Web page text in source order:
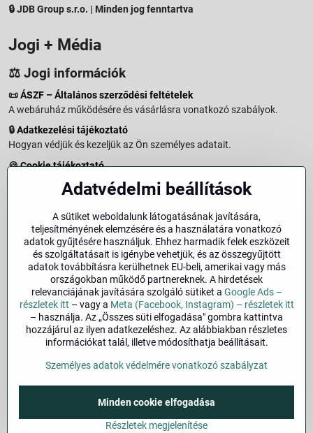
🔒 JDB Group s.r.o. | Minden jog fenntartva
Jogi + Média
⚖️ Jogi információk
📜ÁSZF – Általános szerződési feltételek
A webáruház működésére és vásárlásra vonatkozó szabályok.
🔒Adatkezelési tájékoztató
Hogyan védjük és kezeljük az Ön személyes adatait.
🍪Cookie tájékoztató
A weboldalon használt sütikről és adatkezelésről.
Vásárlástól való elállás menete és feltételei.
Elállás a szerződéstől
Impresszum
Üzemeltetői adatok és jogi tudnivalók.
🔐Biztonság
Facebook Instagram
Adatvédelmi beállítások
Személyes adatok védelmére vonatkozó szabályzat
A megrendelés állapota
Adatvédelmi beállítások
A sütiket weboldalunk látogatásának javítására,
teljesítményének elemzésére és a használatára vonatkozó
adatok gyűjtésére használjuk. Ehhez harmadik felek eszközeit
és szolgáltatásait is igénybe vehetjük, és az összegyűjtött
adatok továbbításra kerülhetnek EU-beli, amerikai vagy más
országokban működő partnereknek. A hirdetések
relevanciájának javítására szolgáló sütiket a Google Ads –
részletek itt – vagy a Meta (Facebook, Instagram) – részletek itt
– használja. Az „Összes süti elfogadása" gombra kattintva
hozzájárul az ilyen adatkezeléshez. Az alábbiakban részletes
információkat talál, illetve módosíthatja beállításait.
Személyes adatok védelmére vonatkozó szabályzat
Részletek megjelenítése
Minden cookie elfogadása